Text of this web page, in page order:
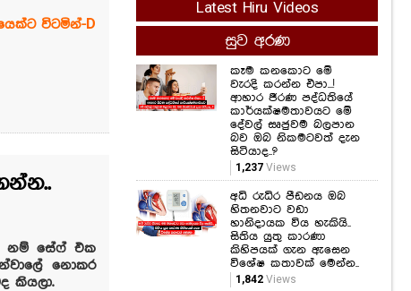
විටමින්-D
නම් සේෆ් එක
නොකර
කියලා.
Latest Hiru Videos
සුව අරණ
කෑම කනකොට මේ
වැරදි කරන්න එපා...!
ආහාර ජීරණ පද්ධතියේ
කාර්යක්ෂමතාවයට මේ
දේවල් සෘජුවම බලපාන
බව ඔබ නිකමටවත් දැන
සිටියාද..?
1,237 Views
අධි රුධිර පීඩනය ඔබ
හිතනවාට වඩා
හානිදායක විය හැකියි..
සිතිය යුතු කාරණා
කිහිපයක් ගැන ඇසෙන
විශේෂ කතාවක් මෙන්න..
1,842 Views